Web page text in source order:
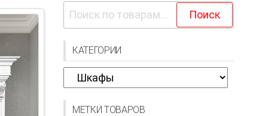
Искать: Поиск
КАТЕГОРИИ
МЕТКИ ТОВАРОВ